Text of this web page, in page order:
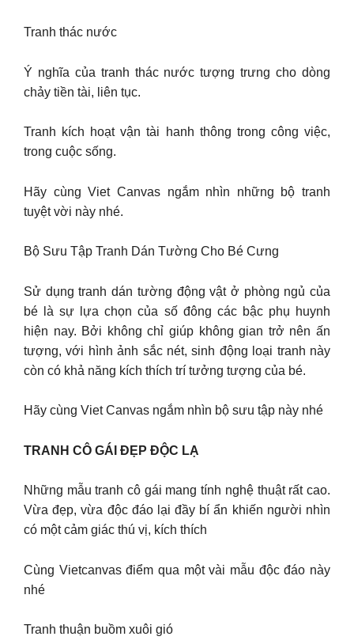
Tranh thác nước
Ý nghĩa của tranh thác nước tượng trưng cho dòng
chảy tiền tài, liên tục.
Tranh kích hoạt vận tài hanh thông trong công việc,
trong cuộc sống.
Hãy cùng Viet Canvas ngắm nhìn những bộ tranh
tuyệt vời này nhé.
Bộ Sưu Tập Tranh Dán Tường Cho Bé Cưng
Sử dụng tranh dán tường động vật ở phòng ngủ của
bé là sự lựa chọn của số đông các bậc phụ huynh
hiện nay. Bởi không chỉ giúp không gian trở nên ấn
tượng, với hình ảnh sắc nét, sinh động loại tranh này
còn có khả năng kích thích trí tưởng tượng của bé.
Hãy cùng Viet Canvas ngắm nhìn bộ sưu tập này nhé
TRANH CÔ GÁI ĐẸP ĐỘC LẠ
Những mẫu tranh cô gái mang tính nghệ thuật rất cao.
Vừa đẹp, vừa độc đáo lại đầy bí ẩn khiến người nhìn
có một cảm giác thú vị, kích thích
Cùng Vietcanvas điểm qua một vài mẫu độc đáo này
nhé
Tranh thuận buồm xuôi gió